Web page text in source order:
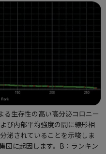
生存性の高い高分泌コロニー
び内部平均強度の間に線形相
泌されていることを示唆しま
団に起因します。B：ランキン